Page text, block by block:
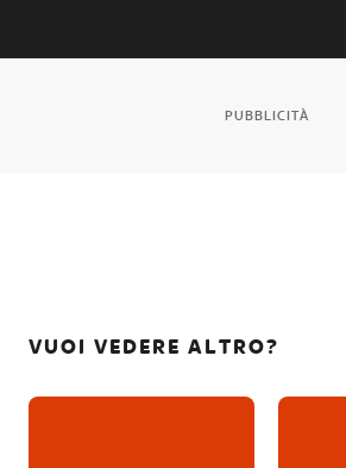
PUBBLICITÀ
VUOI VEDERE ALTRO?